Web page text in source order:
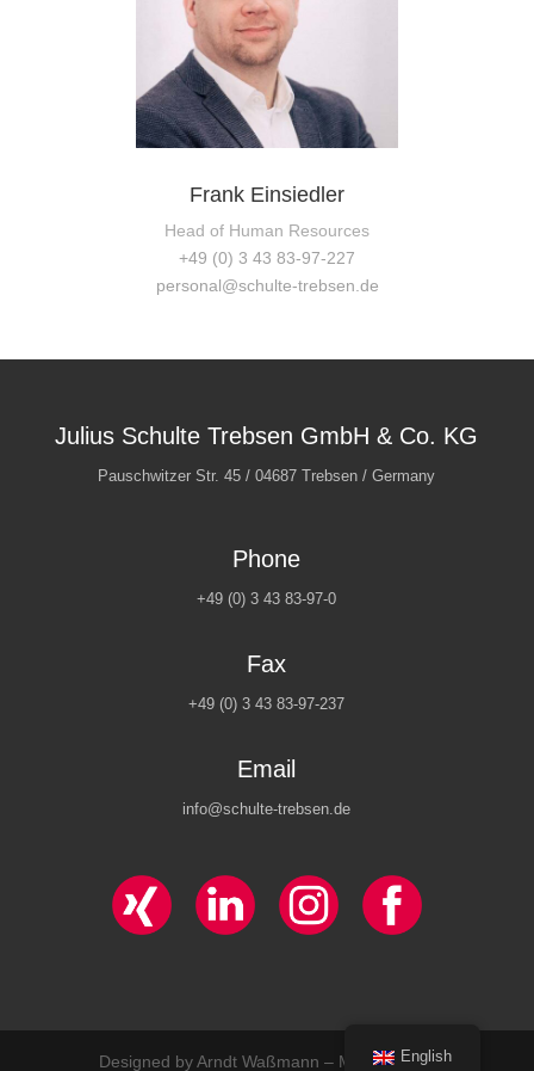
Frank Einsiedler
Head of Human Resources
+49 (0) 3 43 83-97-227
personal@schulte-trebsen.de
Julius Schulte Trebsen GmbH & Co. KG
Pauschwitzer Str. 45 / 04687 Trebsen / Germany
Phone
+49 (0) 3 43 83-97-0
Fax
+49 (0) 3 43 83-97-237
Email
info@schulte-trebsen.de
Designed by Arndt Waßmann – Mediadesign
English